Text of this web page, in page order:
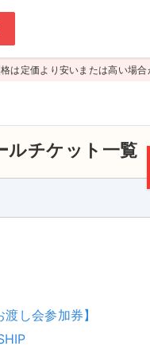
は定価より安いまたは高い場合
ルチケット一覧
し会参加券】